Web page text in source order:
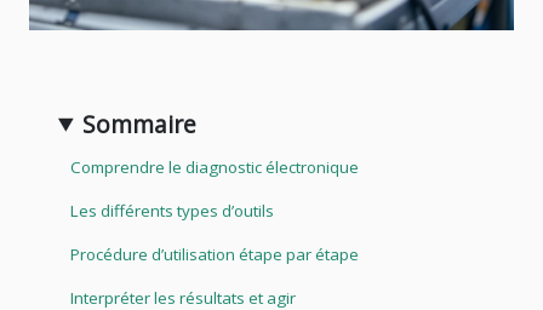
Sommaire
Comprendre le diagnostic électronique
Les différents types d’outils
Procédure d’utilisation étape par étape
Interpréter les résultats et agir